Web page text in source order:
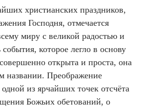
христианских праздников,
Господня, отмечается
миру с великой радостью и
которое легло в основу
открыта и проста, она
названии. Преображение
из ярчайших точек отсчёта
Божьих обетований, о